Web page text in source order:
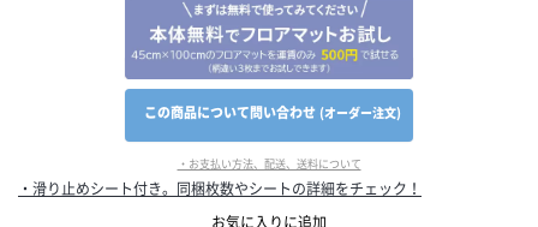
この商品について問い合わせ (オーダー注文)
・お支払い方法、配送、送料について
・滑り止めシート付き。同梱枚数やシートの詳細をチェック！
お気に入りに追加